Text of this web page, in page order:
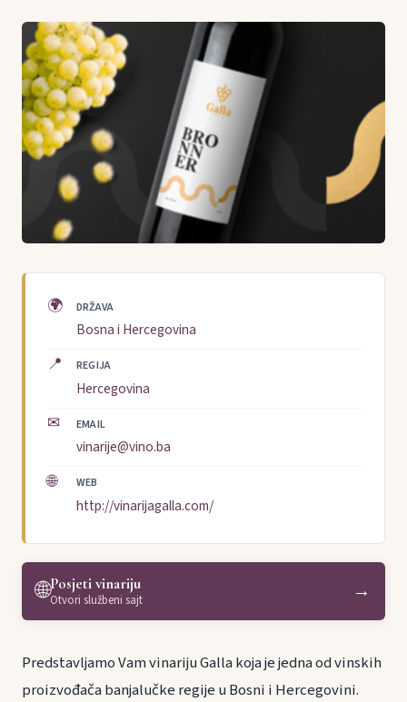
🌍 DRŽAVA
Bosna i Hercegovina
📍 REGIJA
Hercegovina
✉ EMAIL
vinarije@vino.ba
🌐 WEB
http://vinarijagalla.com/
🌐Posjeti vinariju
Otvori službeni sajt →
Predstavljamo Vam vinariju Galla koja je jedna od vinskih
proizvođača banjalučke regije u Bosni i Hercegovini.